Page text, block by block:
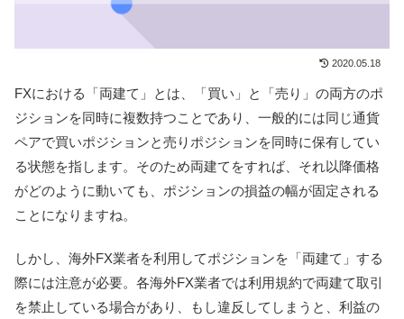
2020.05.18
FXにおける「両建て」とは、「買い」と「売り」の両方のポ
ジションを同時に複数持つことであり、一般的には同じ通貨
ペアで買いポジションと売りポジションを同時に保有してい
る状態を指します。そのため両建てをすれば、それ以降価格
がどのように動いても、ポジションの損益の幅が固定される
ことになりますね。
しかし、海外FX業者を利用してポジションを「両建て」する
際には注意が必要。各海外FX業者では利用規約で両建て取引
を禁止している場合があり、もし違反してしまうと、利益の